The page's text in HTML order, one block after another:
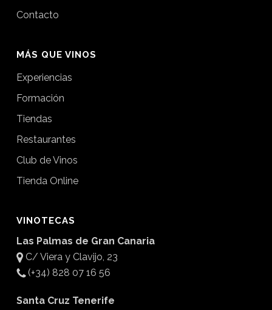
Contacto
MÁS QUE VINOS
Experiencias
Formación
Tiendas
Restaurantes
Club de Vinos
Tienda Online
VINOTECAS
Las Palmas de Gran Canaria
C/ Viera y Clavijo, 23
(+34) 828 07 16 56
Santa Cruz Tenerife